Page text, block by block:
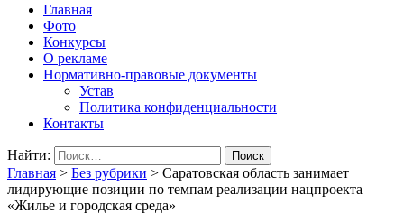
Главная
Фото
Конкурсы
О рекламе
Нормативно-правовые документы
Устав
Политика конфиденциальности
Контакты
Найти:
Главная > Без рубрики > Саратовская область занимает
лидирующие позиции по темпам реализации нацпроекта
«Жилье и городская среда»